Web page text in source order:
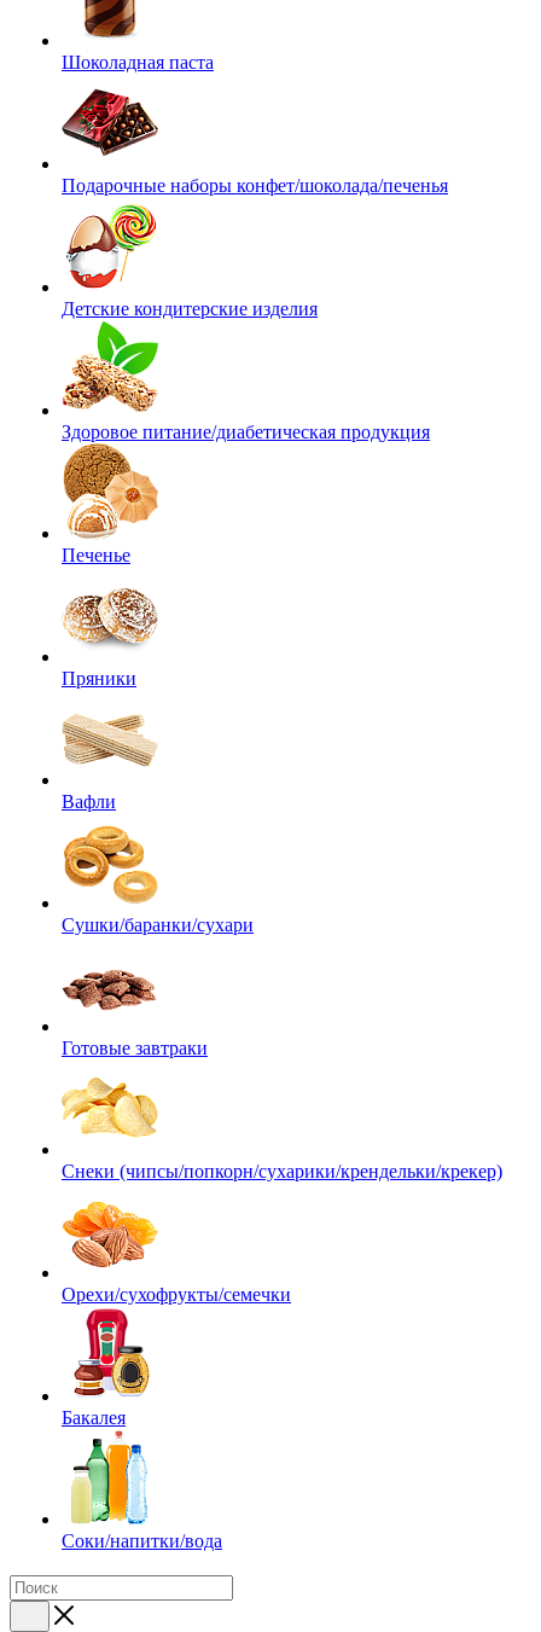
Шоколадная паста
Подарочные наборы конфет/шоколада/печенья
Детские кондитерские изделия
Здоровое питание/диабетическая продукция
Печенье
Пряники
Вафли
Сушки/баранки/сухари
Готовые завтраки
Снеки (чипсы/попкорн/сухарики/крендельки/крекер)
Орехи/сухофрукты/семечки
Бакалея
Соки/напитки/вода